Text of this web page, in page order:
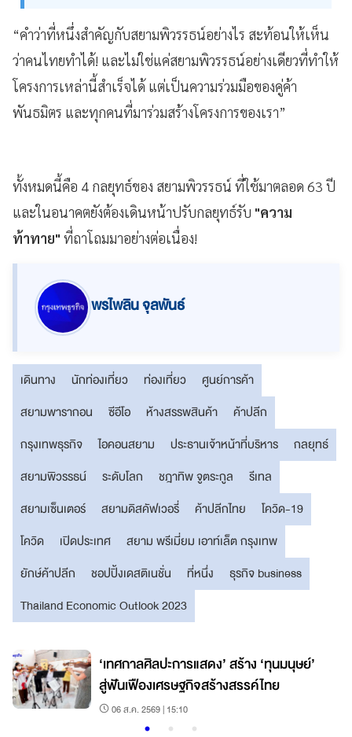
“คำว่าที่หนึ่งสำคัญกับสยามพิวรรธน์อย่างไร สะท้อนให้เห็น
ว่าคนไทยทำได้! และไม่ใช่แค่สยามพิวรรธน์อย่างเดียวที่ทำให้
โครงการเหล่านี้สำเร็จได้ แต่เป็นความร่วมมือของคู่ค้า
พันธมิตร และทุกคนที่มาร่วมสร้างโครงการของเรา”
ทั้งหมดนี้คือ 4 กลยุทธ์ของ สยามพิวรรธน์ ที่ใช้มาตลอด 63 ปี
และในอนาคตยังต้องเดินหน้าปรับกลยุทธ์รับ "ความ
ท้าทาย" ที่ถาโถมมาอย่างต่อเนื่อง!
พรไพลิน จุลพันธ์
เดินทาง นักท่องเที่ยว ท่องเที่ยว
ศูนย์การค้า
สยามพารากอน
ซีอีโอ ห้างสรรพสินค้า
ค้าปลีก
กรุงเทพธุรกิจ
ไอคอนสยาม ประธานเจ้าหน้าที่บริหาร
กลยุทธ์
สยามพิวรรธน์
ระดับโลก ชฎาทิพ จูตระกูล
รีเทล
สยามเซ็นเตอร์
สยามดิสคัฟเวอรี่ ค้าปลีกไทย
โควิด-19
โควิด
เปิดประเทศ
สยาม พรีเมี่ยม เอาท์เล็ต กรุงเทพ
ยักษ์ค้าปลีก
ชอปปิ้งเดสติเนชั่น ที่หนึ่ง
ธุรกิจ business
Thailand Economic Outlook 2023
‘เทศกาลศิลปะการแสดง’ สร้าง ‘ทุนมนุษย์’
สู่ฟันเฟืองเศรษฐกิจสร้างสรรค์ไทย
06 ส.ค. 2569 | 15:10